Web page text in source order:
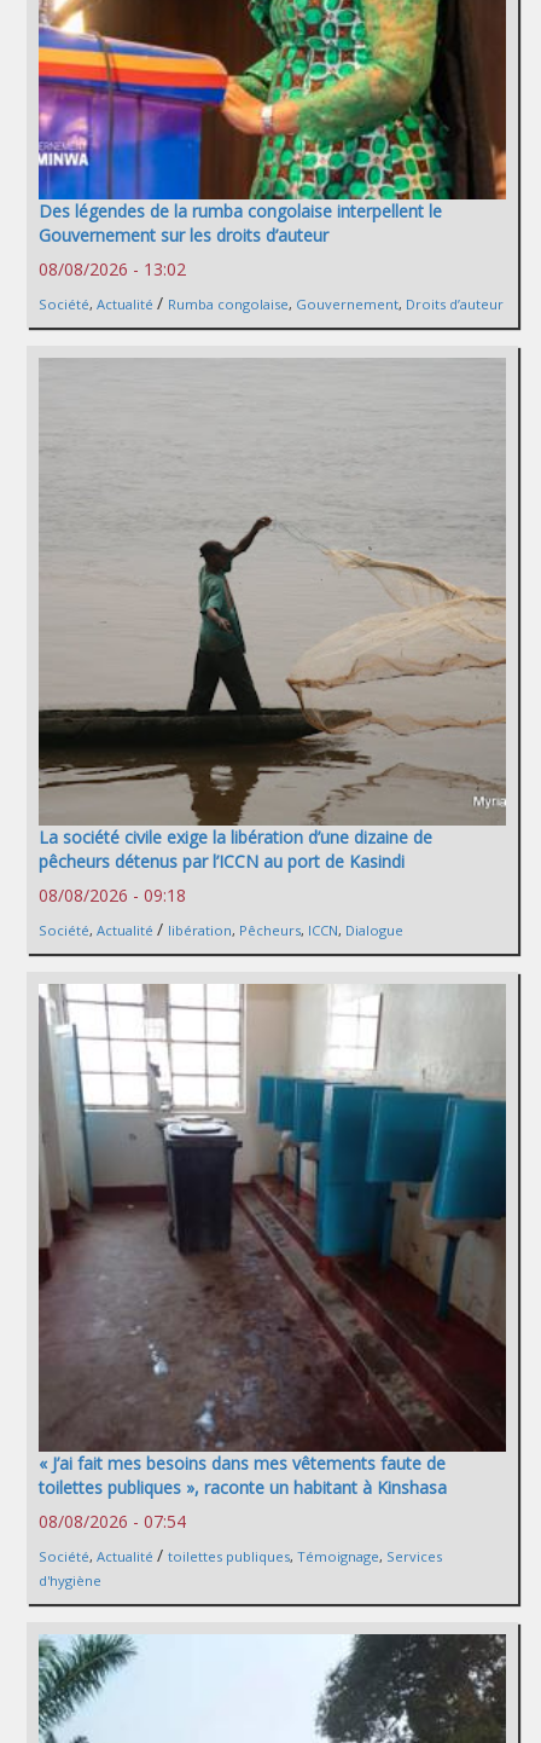
Des légendes de la rumba congolaise interpellent le
Gouvernement sur les droits d’auteur
08/08/2026 - 13:02
Société, Actualité / Rumba congolaise, Gouvernement, Droits d’auteur
La société civile exige la libération d’une dizaine de
pêcheurs détenus par l’ICCN au port de Kasindi
08/08/2026 - 09:18
Société, Actualité / libération, Pêcheurs, ICCN, Dialogue
« J’ai fait mes besoins dans mes vêtements faute de
toilettes publiques », raconte un habitant à Kinshasa
08/08/2026 - 07:54
Société, Actualité / toilettes publiques, Témoignage, Services
d'hygiène